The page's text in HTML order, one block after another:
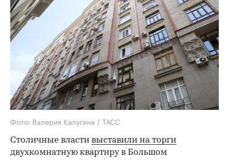
Фото: Валерия Калугина / ТАСС
Столичные власти выставили на торги
двухкомнатную квартиру в Большом